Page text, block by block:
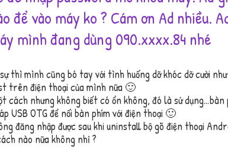
để vào máy ko ? Cám ơn Ad nhiều.
mình đang dùng 090.xxxx.84 nhé
thì mình cũng bó tay với tình huống dỡ khóc dỡ cười
trên điện thoại của mình nữa 🙂
cách nhưng không biết có ổn không, đó là sử
USB OTG để nối bàn phím với điện thoại 🙂
nào nữa không nhỉ ?